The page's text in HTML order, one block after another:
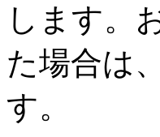
します。
た場合は
す。